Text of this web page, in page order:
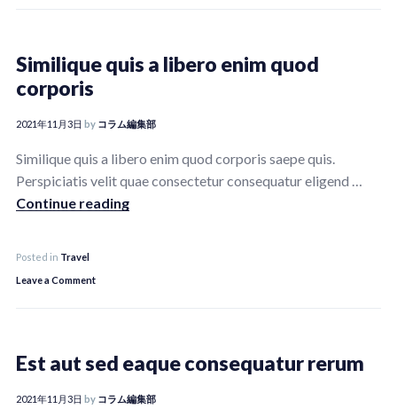
libero
quod
Similique quis a libero enim quod
corporis
2021年11月3日 by コラム編集部
Similique quis a libero enim quod corporis saepe quis.
Perspiciatis velit quae consectetur consequatur eligend …
Continue readingSimilique quis a libero enim quod corporis
Posted in Travel
Leave a Commenton
libero
enim
Est aut sed eaque consequatur rerum
2021年11月3日 by コラム編集部